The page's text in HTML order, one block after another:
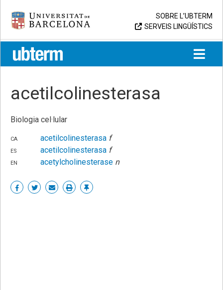
content
Universitat de Barcelona
SOBRE L’UBTERM
SERVEIS LINGÜÍSTICS
UB > UBTERM
acetilcolinesterasa
Biologia cel·lular
ca
acetilcolinesterasa f
es
acetilcolinesterasa f
en
acetylcholinesterase n
Share ShareSharePrint Enllaç